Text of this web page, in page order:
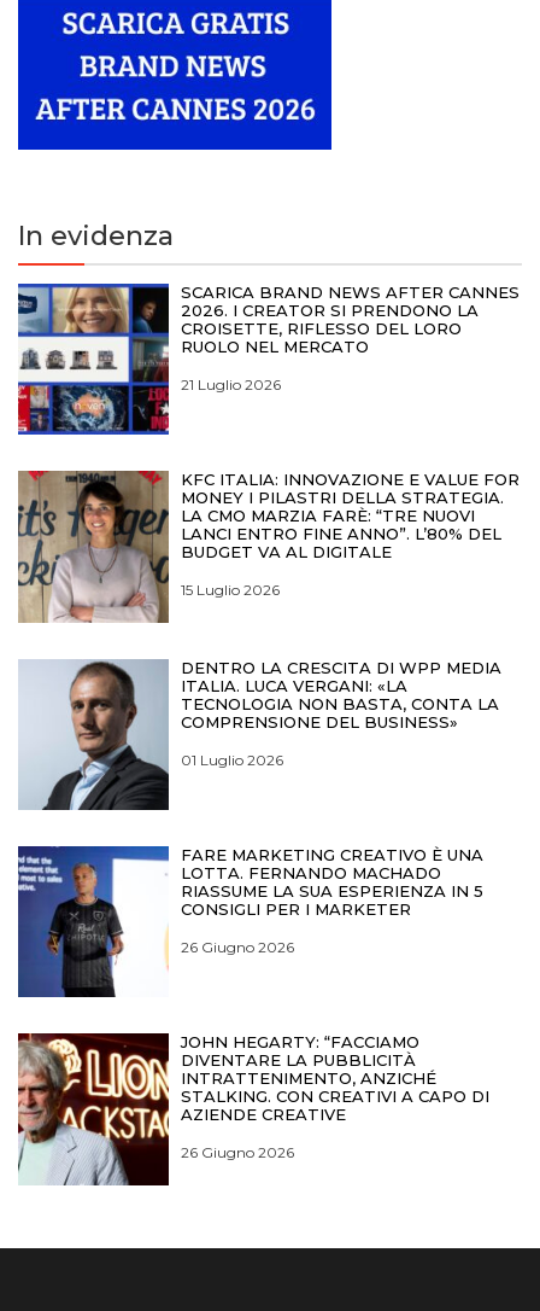
In evidenza
SCARICA BRAND NEWS AFTER CANNES
2026. I CREATOR SI PRENDONO LA
CROISETTE, RIFLESSO DEL LORO
RUOLO NEL MERCATO
21 Luglio 2026
KFC ITALIA: INNOVAZIONE E VALUE FOR
MONEY I PILASTRI DELLA STRATEGIA.
LA CMO MARZIA FARÈ: “TRE NUOVI
LANCI ENTRO FINE ANNO”. L’80% DEL
BUDGET VA AL DIGITALE
15 Luglio 2026
DENTRO LA CRESCITA DI WPP MEDIA
ITALIA. LUCA VERGANI: «LA
TECNOLOGIA NON BASTA, CONTA LA
COMPRENSIONE DEL BUSINESS»
01 Luglio 2026
FARE MARKETING CREATIVO È UNA
LOTTA. FERNANDO MACHADO
RIASSUME LA SUA ESPERIENZA IN 5
CONSIGLI PER I MARKETER
26 Giugno 2026
JOHN HEGARTY: “FACCIAMO
DIVENTARE LA PUBBLICITÀ
INTRATTENIMENTO, ANZICHÉ
STALKING. CON CREATIVI A CAPO DI
AZIENDE CREATIVE
26 Giugno 2026